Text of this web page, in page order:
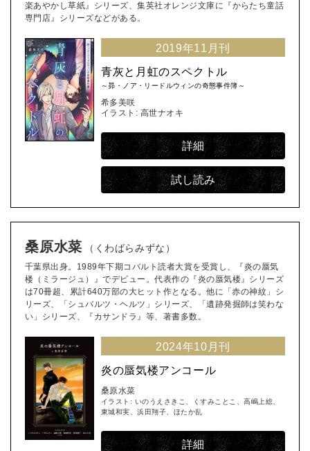
楽あやかし草紙』シリーズ、集英社オレンジ文庫に『からたち童話
専門店』シリーズなどがある。
2019年11月刊
青灰と月虹のスペクトル
～昴・ノア・リードルウィンの奇態事件簿～
希多美咲
イラスト: 高世ナオキ
詳細
試し読み
桑原水菜 （くわばらみずな）
千葉県出身。1989年下期コバルト読者大賞を受賞し、『炎の蜃気
楼（ミラージュ）』でデビュー。代表作の『炎の蜃気楼』シリーズ
は70冊超、累計640万部の大ヒット作となる。他に「赤の神紋」シ
リーズ、「シュバルツ・ヘルツ」シリーズ、「遺跡発掘師は笑わな
い」シリーズ、『カサンドラ』等、著書多数。
2024年10月刊
炎の蜃気楼アンコール
桑原水菜
イラスト: いのうえさきこ、くすみことこ、高嶋上総、
東城和実、浜田翔子、ほたか乱
詳細